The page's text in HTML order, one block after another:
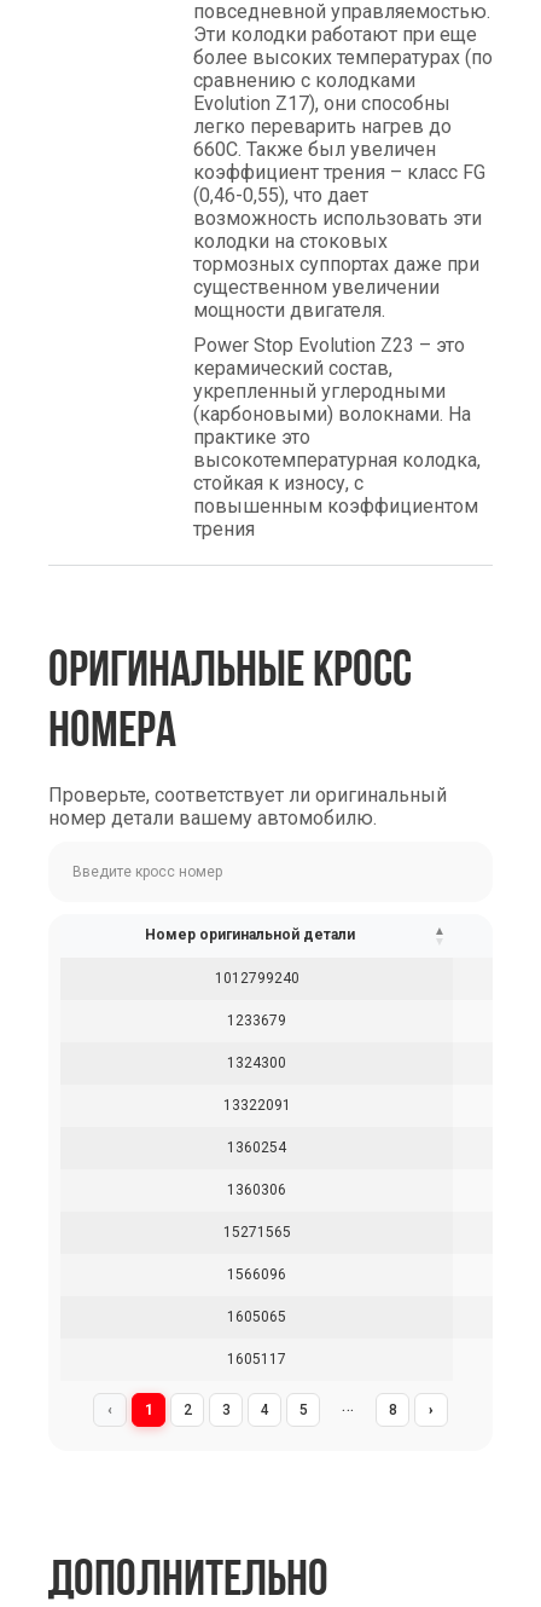
повседневной управляемостью.
Эти колодки работают при еще
более высоких температурах (по
сравнению с колодками
Evolution Z17), они способны
легко переварить нагрев до
660С. Также был увеличен
коэффициент трения – класс FG
(0,46-0,55), что дает
возможность использовать эти
колодки на стоковых
тормозных суппортах даже при
существенном увеличении
мощности двигателя.
Power Stop Evolution Z23 – это
керамический состав,
укрепленный углеродными
(карбоновыми) волокнами. На
практике это
высокотемпературная колодка,
стойкая к износу, с
повышенным коэффициентом
трения
ОРИГИНАЛЬНЫЕ КРОСС
НОМЕРА
Проверьте, соответствует ли оригинальный
номер детали вашему автомобилю.
Номер оригинальной детали
1012799240
1233679
1324300
13322091
1360254
1360306
15271565
1566096
1605065
1605117
‹ 1 2 3 4 5 … 8 ›
ДОПОЛНИТЕЛЬНО